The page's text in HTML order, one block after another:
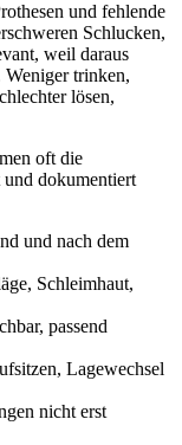
und fehlende
Schlucken,
weil daraus
Weniger trinken,
lösen,
oft die
und dokumentiert
und nach dem
Schleimhaut,
passend
Lagewechsel
nicht erst